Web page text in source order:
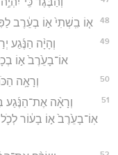
48 א֤וֹ בִֽשְׁתִי֙ א֣וֹ בְעֵ֔רֶב
49
וְהָיָ֨ה הַנֶּ֜גַע
אוֹ־בָעֵ֙רֶב֙ א֣וֹ
50 וְרָאָ֥ה
51
וְרָאָ֨ה אֶת־הַנֶּ֜גַע
אֽוֹ־בָעֵ֙רֶב֙ א֣וֹ בָע֔וֹר